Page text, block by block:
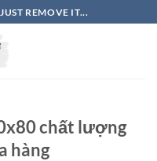
REMOVE IT...
chất lượng
hàng